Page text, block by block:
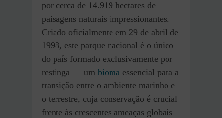
por cerca de 14.919 hectares de
paisagens naturais impressionantes.
Criado oficialmente em 29 de abril de
1998, este parque nacional é o único
do país formado exclusivamente por
restinga — um bioma essencial para a
transição entre o ambiente marinho e
o terrestre, cuja conservação é crucial
frente às crescentes ameaças globais